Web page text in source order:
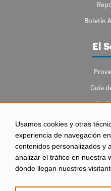
Usamos cookies y otras
experiencia de navegación
contenidos personalizados y
analizar el tráfico en nuestra
dónde llegan nuestros
Boletín
El
Guía